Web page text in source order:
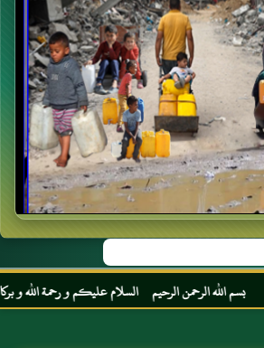
بسم الله الرحمن الرحيم السلام عليكم و رحمة الله و